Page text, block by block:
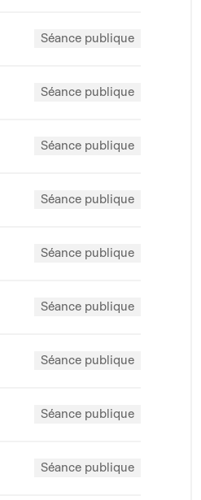
Séance publique
Séance publique
Séance publique
Séance publique
Séance publique
Séance publique
Séance publique
Séance publique
Séance publique